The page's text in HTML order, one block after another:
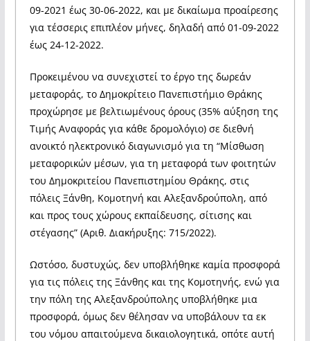
09-2021 έως 30-06-2022, και με δικαίωμα προαίρεσης
για τέσσερις επιπλέον μήνες, δηλαδή από 01-09-2022
έως 24-12-2022.
Προκειμένου να συνεχιστεί το έργο της δωρεάν
μεταφοράς, το Δημοκρίτειο Πανεπιστήμιο Θράκης
προχώρησε με βελτιωμένους όρους (35% αύξηση της
Τιμής Αναφοράς για κάθε δρομολόγιο) σε διεθνή
ανοικτό ηλεκτρονικό διαγωνισμό για τη “Μίσθωση
μεταφορικών μέσων, για τη μεταφορά των φοιτητών
του Δημοκριτείου Πανεπιστημίου Θράκης, στις
πόλεις Ξάνθη, Κομοτηνή και Αλεξανδρούπολη, από
και προς τους χώρους εκπαίδευσης, σίτισης και
στέγασης” (Αριθ. Διακήρυξης: 715/2022).
Ωστόσο, δυστυχώς, δεν υποβλήθηκε καμία προσφορά
για τις πόλεις της Ξάνθης και της Κομοτηνής, ενώ για
την πόλη της Αλεξανδρούπολης υποβλήθηκε μια
προσφορά, όμως δεν θέλησαν να υποβάλουν τα εκ
του νόμου απαιτούμενα δικαιολογητικά, οπότε αυτή